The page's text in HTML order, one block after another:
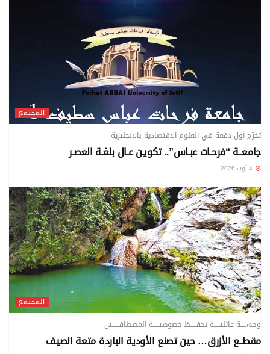
المجتمع
تخرّج أول دفعة في العلوم الاقتصادية بالانجليزية
جامعــة “فرحـات عبـاس”.. تكويـن عـال بلغـة العصـر
المجتمع
وجهـــــة عائليـــــة تحفـــــظ خصوصيـــــة المصطافــــــين
مقطــع الأزرق… حين تصنع الأودية الباردة متعة الصيف